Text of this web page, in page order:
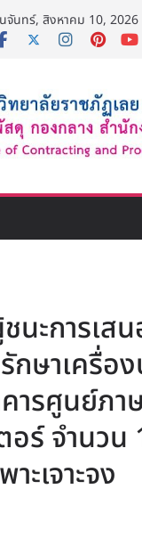
จันทร์, สิงหาคม 10, 2026
นะการเสน
กษาเครื่อ
ารศูนย์ภา
ร์ จำนวน
ะเจาะจง